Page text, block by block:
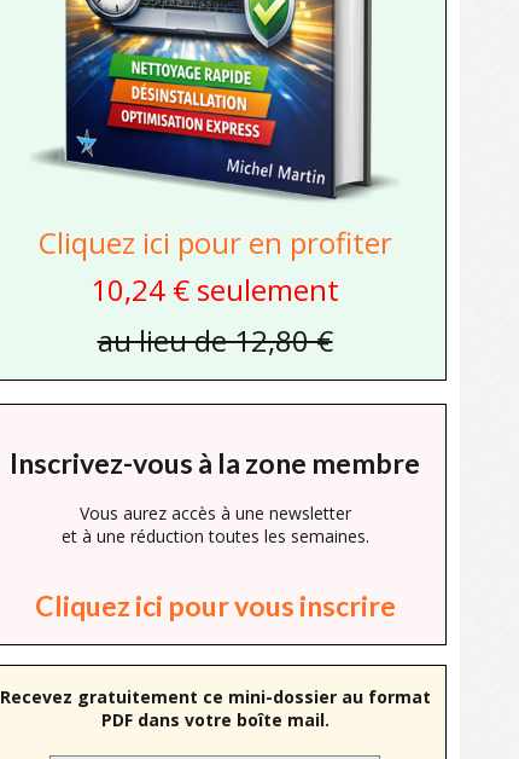
Cliquez ici pour en profiter
10,24 € seulement
au lieu de 12,80 €
Inscrivez-vous à la zone membre
Vous aurez accès à une newsletter
et à une réduction toutes les semaines.
Cliquez ici pour vous inscrire
Recevez gratuitement ce mini-dossier au format
PDF dans votre boîte mail.